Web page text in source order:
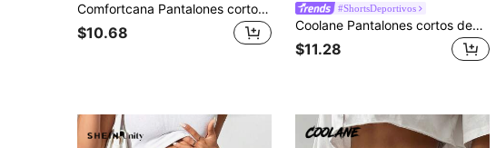
Comfortcana Pantalones cortos casuales de mujer con cintura elástica y rayas laterales
$10.68
#ShortsDeportivos
Coolane Pantalones cortos deportivos negros de malla transpirable para mujer, ropa deportiva de calle para primavera/verano
$11.28